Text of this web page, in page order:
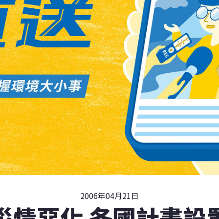
2006年04月21日